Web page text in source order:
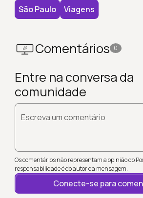
São Paulo Viagens
Comentários 0
Entre na conversa da
comunidade
Escreva um comentário
Os comentários não representam a opinião do
responsabilidade é do autor da mensagem.
Conecte-se para